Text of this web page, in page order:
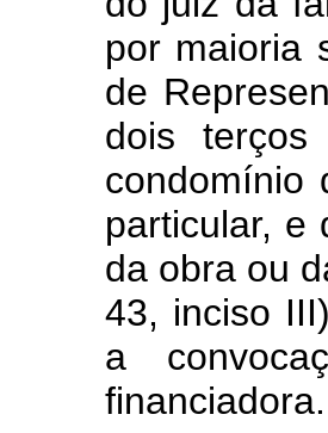
por maioria
de
dois
condomínio
particular, e
da obra ou
43, inciso
a
financiadora.